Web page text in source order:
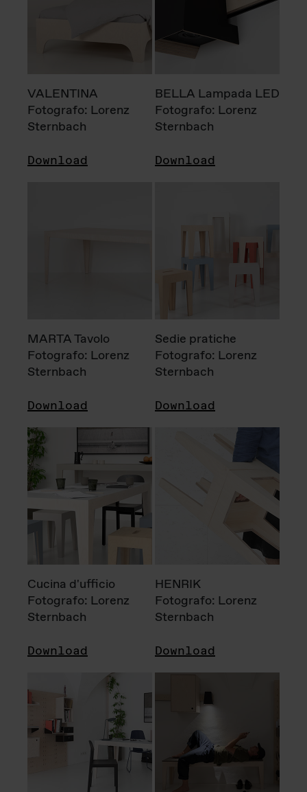
VALENTINA
Fotografo: Lorenz
Sternbach
Download
BELLA Lampada LED
Fotografo: Lorenz
Sternbach
Download
MARTA Tavolo
Fotografo: Lorenz
Sternbach
Download
Sedie pratiche
Fotografo: Lorenz
Sternbach
Download
Cucina d'ufficio
Fotografo: Lorenz
Sternbach
Download
HENRIK
Fotografo: Lorenz
Sternbach
Download